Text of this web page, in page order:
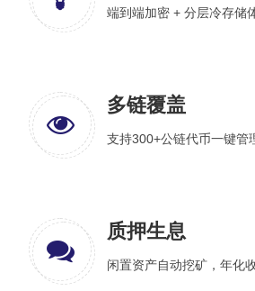
端到端加密 + 分层冷存储
多链覆盖
支持300+公链代币一键管
质押生息
闲置资产自动挖矿，年化